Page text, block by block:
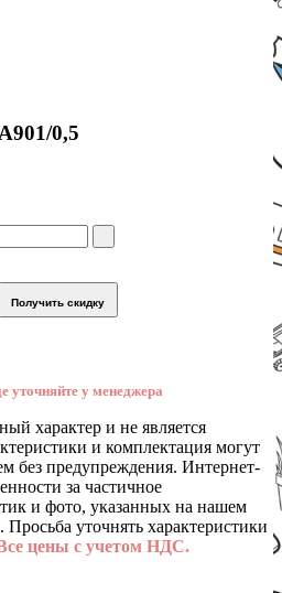
0,5
Получить скидку
уточняйте у менеджера
характер и не является
и комплектация могут
без предупреждения. Интернет-
за частичное
и фото, указанных на нашем
уточнять характеристики
цены с учетом НДС.